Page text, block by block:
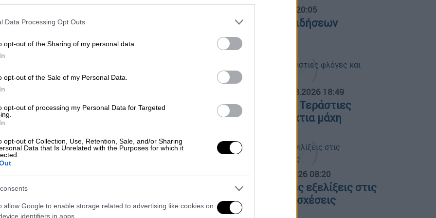
Data Processing Opt Outs
opt-out of the Sharing of my personal data.
opt-out of the Sale of my Personal Data.
opt-out of processing my Personal Data for Targeted
opt-out of Collection, Use, Retention, Sale, and/or Sharing
Data that Is Unrelated with the Purposes for which it
allow Google to enable storage related to advertising like cookies on
identifiers in apps.
κατολισθήσεις
κατολίσθηση
06.08.2026 20:05
Κεντρικό δελτίο ειδήσεων
06/08/2026
06.08.2026 18:49
Φωτιά στη Σκύρο: Τεράστιες
φλόγες και ολονύχτια μάχη
Ώρα Ελλάδος... 06.08.2026 08:20
Όλες οι τελευταίες εξελίξεις στις
ελληνοτουρκικές σχέσεις